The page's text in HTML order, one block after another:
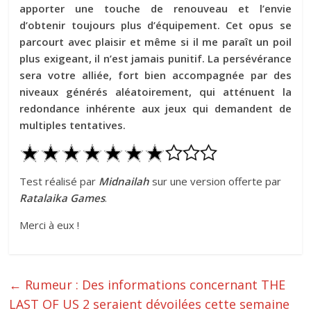
apporter une touche de renouveau et l’envie
d’obtenir toujours plus d’équipement. Cet opus se
parcourt avec plaisir et même si il me paraît un poil
plus exigeant, il n’est jamais punitif. La persévérance
sera votre alliée, fort bien accompagnée par des
niveaux générés aléatoirement, qui atténuent la
redondance inhérente aux jeux qui demandent de
multiples tentatives.
Test réalisé par Midnailah sur une version offerte par
Ratalaika Games.
Merci à eux !
← Rumeur : Des informations concernant THE
LAST OF US 2 seraient dévoilées cette semaine